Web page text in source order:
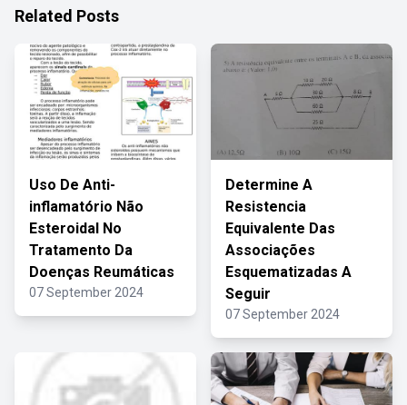
Related Posts
Uso De Anti-
inflamatório Não
Esteroidal No
Tratamento Da
Doenças Reumáticas
07 September 2024
Determine A
Resistencia
Equivalente Das
Associações
Esquematizadas A
Seguir
07 September 2024